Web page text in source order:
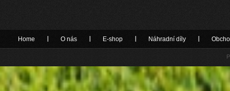
Home O nás E-shop Náhradní díly